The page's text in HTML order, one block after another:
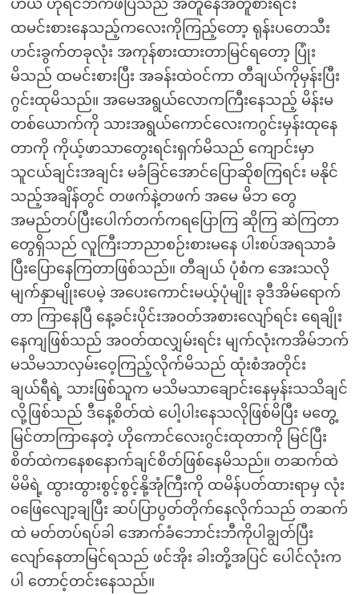
ဟယ် ဟုရင်ဘက်ဖိပြသည် အတူနေအတူစားရင်း
ထမင်းစားနေသည့်ကလေးကိုကြည့်တော့ ရုန်းပတေသီး
ဟင်းခွက်တခုလုံး အကုန်စားထားတာမြင်ရတော့ ပြုံး
မိသည် ထမင်းစားပြီး အခန်းထဲဝင်ကာ တီချယ်ကိုမှန်းပြီး
ဂွင်းထုမိသည်။ အမေအရွယ်လောကကြီးနေသည့် မိန်းမ
တစ်ယောက်ကို သားအရွယ်ကောင်လေးကဂွင်းမှန်းထုနေ
တာကို ကိုယ့်ဖာသာတွေးရင်းရှက်မိသည် ကျောင်းမှာ
သူငယ်ချင်းအချင်း မခံခြင်အောင်ပြောဆိုစကြရင်း မနိုင်
သည့်အချိန်တွင် တဖက်နဲ့တဖက် အမေ မိဘ တွေ
အမည်တပ်ပြီးပေါက်တက်ကရပြောကြ ဆိုကြ ဆဲကြတာ
တွေရှိသည် လူကြီးဘာညာစဉ်းစားမနေ ပါးစပ်အရသာခံ
ပြီးပြောနေကြတာဖြစ်သည်။ တီချယ် ပုံစံက အေးသလို
မျက်နှာမျိုးပေမဲ့ အပေးကောင်းမယ့်ပုံမျိုး ခုဒီအိမ်ရောက်
တာ ကြာနေပြီ နေ့ခင်းပိုင်းအဝတ်အစားလျော်ရင်း ရေချိုး
နေကျဖြစ်သည် အဝတ်ထလျှမ်းရင်း မျက်လုံးကအိမ်ဘက်
မသိမသာလှမ်းဝေ့ကြည့်လိုက်မိသည် ထုံးစံအတိုင်း
ချယ်ရီရဲ့ သားဖြစ်သူက မသိမသာချောင်းနေမှန်းသသိချင်
လို့ဖြစ်သည် ဒီနေ့စိတ်ထဲ ပေါ့ပါးနေသလိုဖြစ်မိပြီး မတွေ့
မြင်တာကြာနေတဲ့ ဟိုကောင်လေးဂွင်းထုတာကို မြင်ပြီး
စိတ်ထဲကနေစနောက်ချင်စိတ်ဖြစ်နေမိသည်။ တဆက်ထဲ
မိမိရဲ့ ထွားထွားစွင့်စွင့်နို့အုံကြီးကို ထမိန်ပတ်ထားရာမှ လုံး
ဝဖြေလျော့ချပြီး ဆပ်ပြာပွတ်တိုက်နေလိုက်သည် တဆက်
ထဲ မတ်တပ်ရပ်ခါ အောက်ခံဘောင်းဘီကိုပါချွတ်ပြီး
လျော်နေတာမြင်ရသည် ဖင်အိုး ခါးတို့အပြင် ပေါင်လုံးက
ပါ တောင့်တင်းနေသည်။